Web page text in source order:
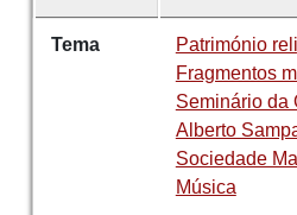
Tema Património
Fragmentos
Seminário da
Alberto
Sociedade
Música